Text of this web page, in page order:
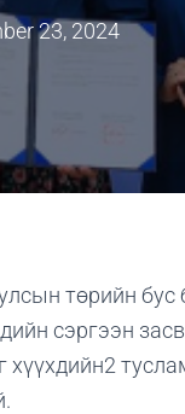
23, 2024
төрийн бус
сэргээн